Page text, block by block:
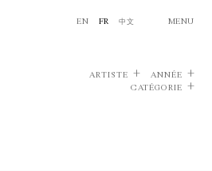
EN FR 中文 MENU
ARTISTE
ANNÉE
CATÉGORIE